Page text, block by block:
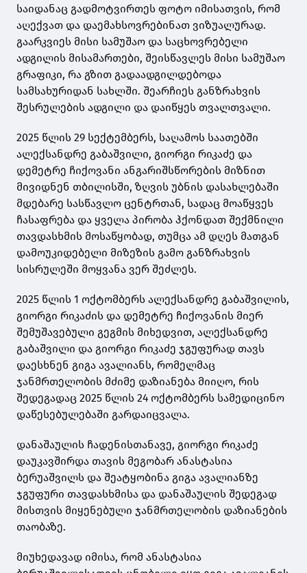
საიდანაც გადმოტვირთეს ფოტო იმისათვის, რომ
აღექვათ და დაემახსოვრებინათ ვიზუალურად.
გაარკვიეს მისი სამუშაო და საცხოვრებელი
ადგილის მისამართები, შეისწავლეს მისი სამუშაო
გრაფიკი, რა გზით გადაადგილდებოდა
სამსახურიდან სახლში. შეარჩიეს განზრახვის
შესრულების ადგილი და დაიწყეს თვალთვალი.
2025 წლის 29 სექტემბერს, საღამოს საათებში
ალექსანდრე გაბაშვილი, გიორგი რიკაძე და
დემეტრე ჩიქოვანი ანგარიშსწორების მიზნით
მივიდნენ თბილისში, ზღვის უბნის დასახლებაში
მდებარე სასწავლო ცენტრთან, სადაც მოაწყვეს
ჩასაფრება და ყველა პირობა ჰქონდათ შექმნილი
თავდასხმის მოსაწყობად, თუმცა ამ დღეს მათგან
დამოუკიდებელი მიზეზის გამო განზრახვის
სისრულეში მოყვანა ვერ შეძლეს.
2025 წლის 1 ოქტომბერს ალექსანდრე გაბაშვილის,
გიორგი რიკაძის და დემეტრე ჩიქოვანის მიერ
შემუშავებული გეგმის მიხედვით, ალექსანდრე
გაბაშვილი და გიორგი რიკაძე ჯგუფურად თავს
დაესხნენ გიგა ავალიანს, რომელმაც
ჯანმრთელობის მძიმე დაზიანება მიიღო, რის
შედეგადაც 2025 წლის 24 ოქტომბერს სამედიცინო
დაწესებულებაში გარდაიცვალა.
დანაშაულის ჩადენისთანავე, გიორგი რიკაძე
დაუკავშირდა თავის მეგობარ ანასტასია
ბერუაშვილს და შეატყობინა გიგა ავალიანზე
ჯგუფური თავდასხმისა და დანაშაულის შედეგად
მისთვის მიყენებული ჯანმრთელობის დაზიანების
თაობაზე.
მიუხედავად იმისა, რომ ანასტასია